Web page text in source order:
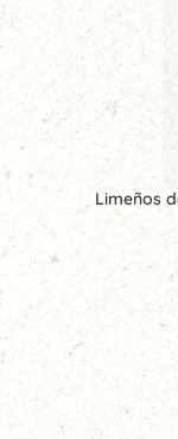
Limeños